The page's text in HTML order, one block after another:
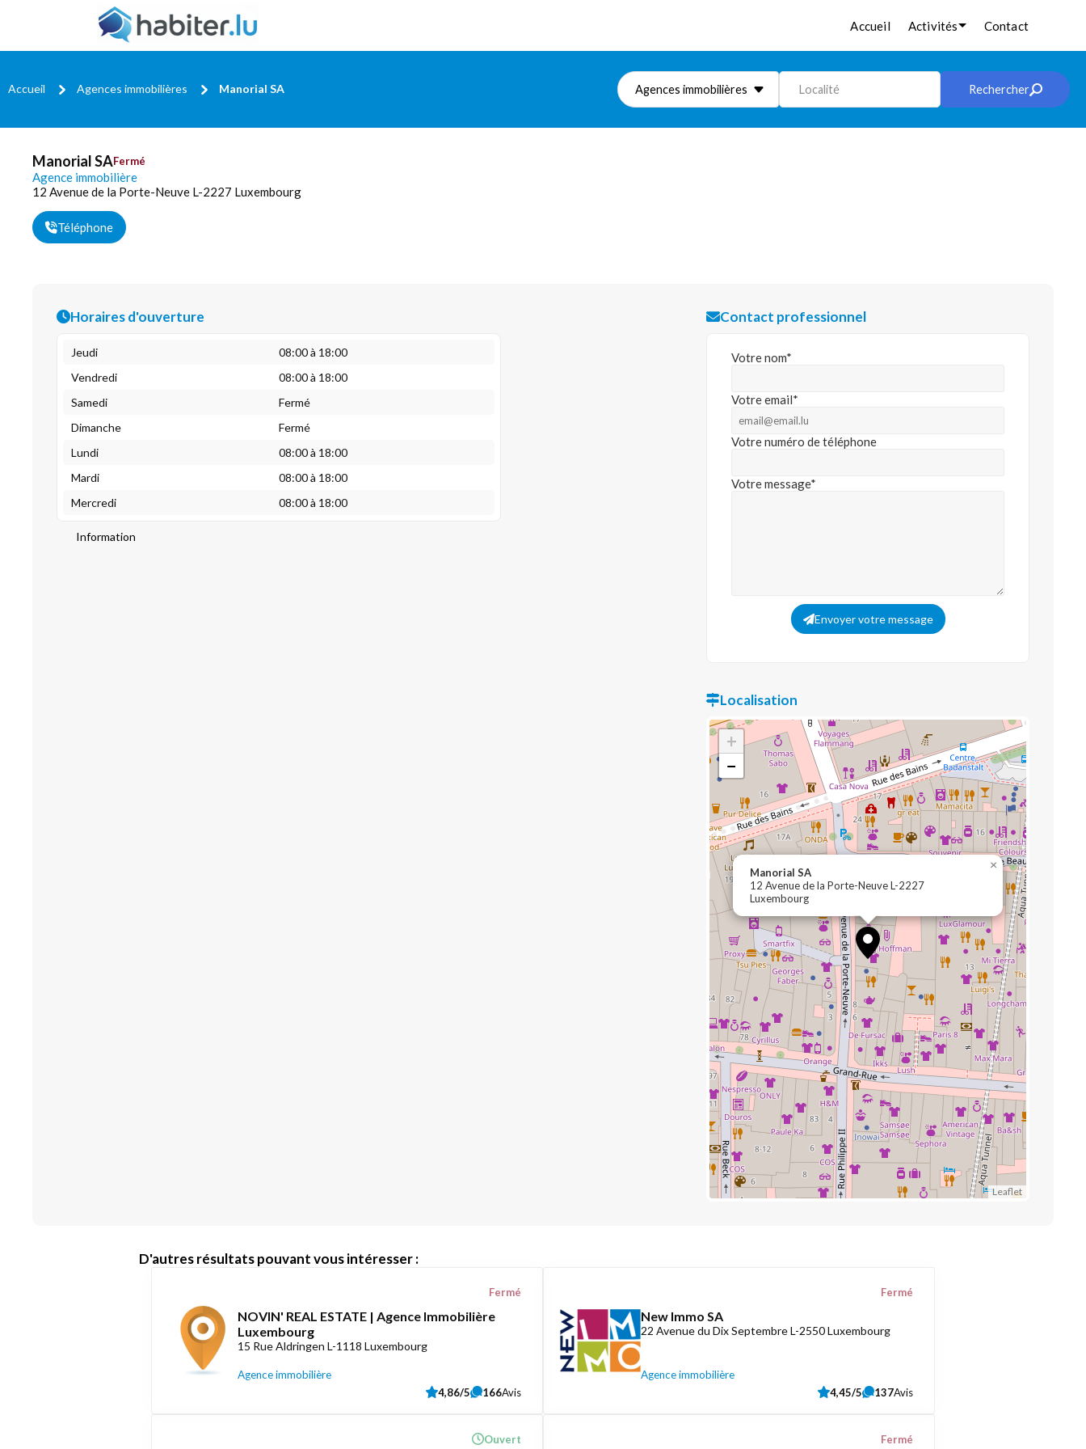
Accueil Activités Contact
Accueil Agences immobilières Manorial SA Agences immobilières Localité Rechercher
Manorial SAFermé
Agence immobilière
12 Avenue de la Porte-Neuve L-2227 Luxembourg
Téléphone
Horaires d'ouverture
Jeudi
08:00 à 18:00
Vendredi
08:00 à 18:00
Samedi
Fermé
Dimanche
Fermé
Lundi
08:00 à 18:00
Mardi
08:00 à 18:00
Mercredi
08:00 à 18:00
Information
Contact professionnel
Votre nom*
Votre email*
Votre numéro de téléphone
Votre message*
Envoyer votre message
Localisation
Manorial SA
12 Avenue de la Porte-Neuve L-2227
Luxembourg
×
+
−
Leaflet
D'autres résultats pouvant vous intéresser :
NOVIN' REAL ESTATE | Agence Immobilière
Luxembourg
15 Rue Aldringen L-1118 Luxembourg
Agence immobilière
Fermé
4,86/5 166Avis
New Immo SA
22 Avenue du Dix Septembre L-2550 Luxembourg
Agence immobilière
Fermé
4,45/5 137Avis
Ouvert Fermé